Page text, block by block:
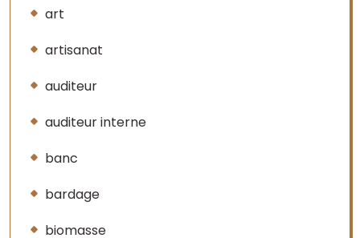
art
artisanat
auditeur
auditeur interne
banc
bardage
biomasse